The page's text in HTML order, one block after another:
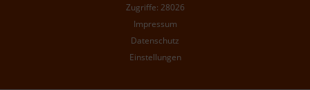
Zugriffe: 28026
Impressum
Datenschutz
Einstellungen